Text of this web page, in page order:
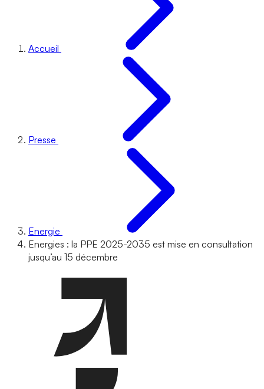
Accueil
Presse
Energie
Energies : la PPE 2025-2035 est mise en consultation
jusqu’au 15 décembre